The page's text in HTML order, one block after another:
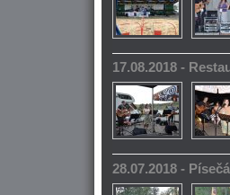
17.08.2018 -
28.07.2018 -